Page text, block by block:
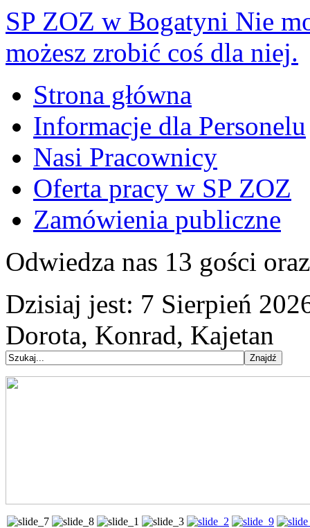
SP ZOZ w Bogatyni Nie
możesz zrobić coś dla niej.
Strona główna
Informacje dla Personelu
Nasi Pracownicy
Oferta pracy w SP ZOZ
Zamówienia publiczne
Odwiedza nas 13 gości
Dzisiaj jest: 7 Sierpień
Dorota, Konrad, Kajetan